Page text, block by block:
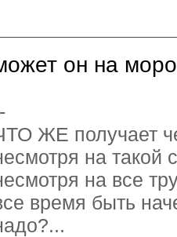
он на
ЖЕ получает
на такой
на все
время быть